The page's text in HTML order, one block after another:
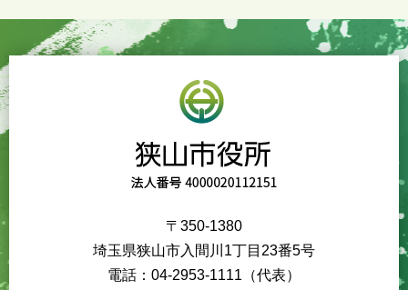
〒350-1380
埼玉県狭山市入間川1丁目23番5号
電話：04-2953-1111（代表）